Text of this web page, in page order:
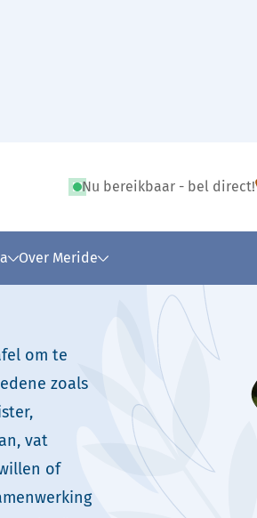
Nu bereikbaar - bel direct!
Over Meride
om te
zoals
vat
of